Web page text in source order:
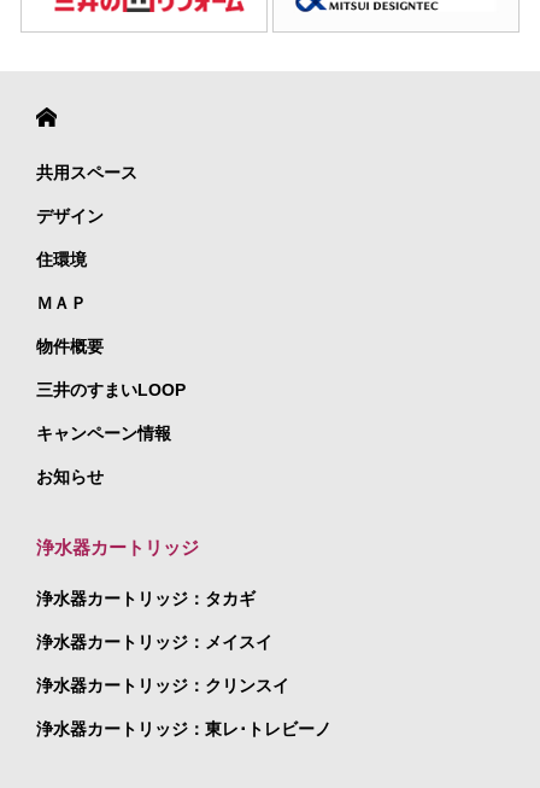
共用スペース
デザイン
住環境
ＭＡＰ
物件概要
三井のすまいLOOP
キャンペーン情報
お知らせ
浄水器カートリッジ
浄水器カートリッジ：タカギ
浄水器カートリッジ：メイスイ
浄水器カートリッジ：クリンスイ
浄水器カートリッジ：東レ･トレビーノ